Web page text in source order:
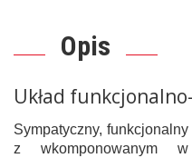
Opis
Układ
Sympatyczny,
z wkomponowanym